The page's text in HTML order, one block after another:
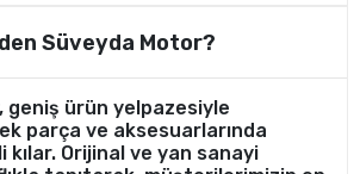
Süveyda Motor?
geniş ürün yelpazesiyle
parça ve aksesuarlarında
Orijinal ve yan sanayi